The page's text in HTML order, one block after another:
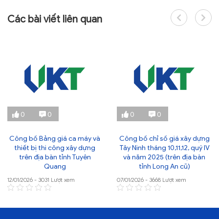
Các bài viết liên quan
0 0
Công bố Bảng giá ca máy và
thiết bị thi công xây dựng
trên địa bàn tỉnh Tuyên
Quang
12/01/2026 - 3031 Lượt xem
0 0
Công bố chỉ số giá xây dựng
Tây Ninh tháng 10,11,12, quý IV
và năm 2025 (trên địa bàn
tỉnh Long An cũ)
07/01/2026 - 3668 Lượt xem